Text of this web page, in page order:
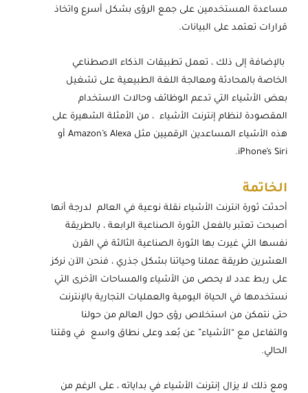
مساعدة المستخدمين على جمع الرؤى بشكل أسرع واتخاذ
قرارات تعتمد على البيانات.
بالإضافة إلى ذلك ، تعمل تطبيقات الذكاء الاصطناعي
الخاصة بالمحادثة ومعالجة اللغة الطبيعية على تشغيل
بعض الأشياء التي تدعم الوظائف وحالات الاستخدام
المقصودة لنظام إنترنت الأشياء ، من الأمثلة الشهيرة على
هذه الأشياء المساعدين الرقميين مثل Amazon’s Alexa أو
iPhone’s Siri.
الخاتمة
أحدثت ثورة انترنت الأشياء نقلة نوعية في العالم لدرجة أنها
أصبحت تعتبر بالفعل الثورة الصناعية الرابعة ، بالطريقة
نفسها التي غيرت بها الثورة الصناعية الثالثة في القرن
العشرين طريقة عملنا وحياتنا بشكل جذري ، فنحن الآن نركز
على ربط عدد لا يحصى من الأشياء والمساحات الأخرى التي
نستخدمها في الحياة اليومية والعمليات التجارية بالإنترنت
حتى نتمكن من استخلاص رؤى حول العالم من حولنا
والتفاعل مع “الأشياء” عن بُعد وعلى نطاق واسع في وقتنا
الحالي.
ومع ذلك لا يزال إنترنت الأشياء في بداياته ، على الرغم من